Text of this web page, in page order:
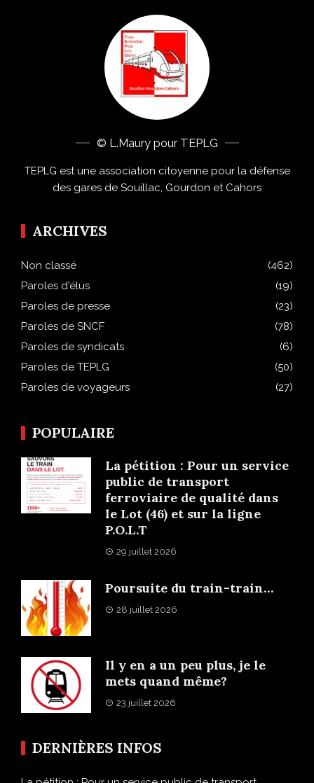
© L.Maury pour TEPLG
TEPLG est une association citoyenne pour la défense
des gares de Souillac, Gourdon et Cahors
ARCHIVES
Non classé
(462)
Paroles d'élus
(19)
Paroles de presse
(23)
Paroles de SNCF
(78)
Paroles de syndicats
(6)
Paroles de TEPLG
(50)
Paroles de voyageurs
(27)
POPULAIRE
La pétition : Pour un service
public de transport
ferroviaire de qualité dans
le Lot (46) et sur la ligne
P.O.L.T
29 juillet 2026
Poursuite du train-train…
28 juillet 2026
Il y en a un peu plus, je le
mets quand même?
23 juillet 2026
DERNIÈRES INFOS